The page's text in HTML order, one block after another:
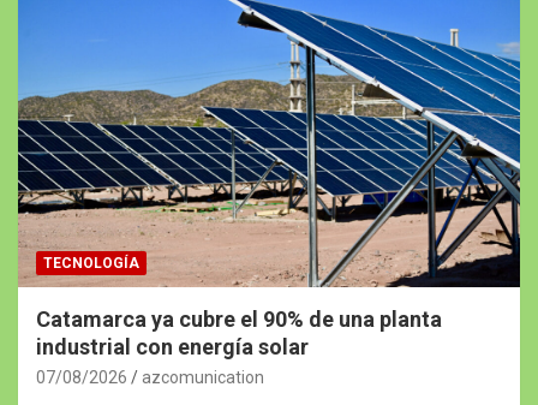
TECNOLOGÍA
Catamarca ya cubre el 90% de una planta
industrial con energía solar
07/08/2026 azcomunication